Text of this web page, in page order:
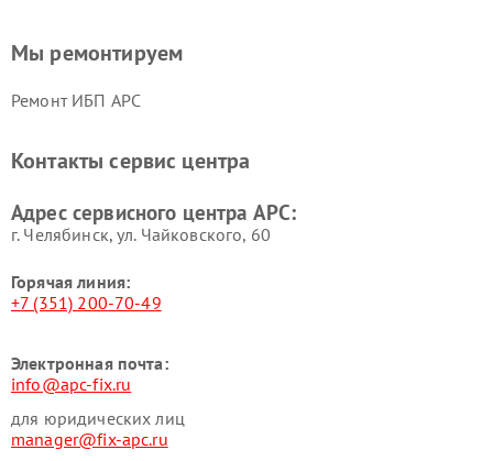
Мы ремонтируем
Ремонт ИБП APC
Контакты сервис центра
Адрес сервисного центра APC:
г. Челябинск, ул. Чайковского, 60
Горячая линия:
+7 (351) 200-70-49
Электронная почта:
info@apc-fix.ru
для юридических лиц
manager@fix-apc.ru